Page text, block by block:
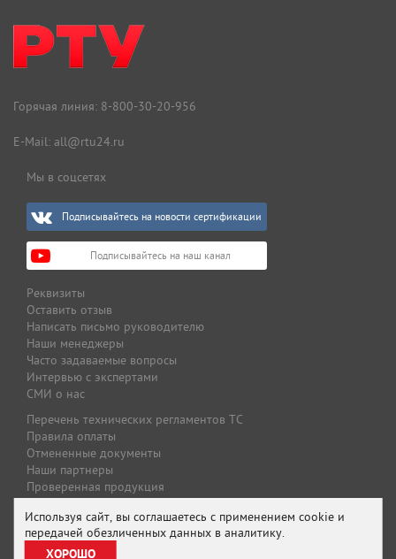
Горячая линия: 8-800-30-20-956
E-Mail: all@rtu24.ru
Мы в соцсетях
Подписывайтесь на новости сертификации
Подписывайтесь на наш канал
Реквизиты
Оставить отзыв
Написать письмо руководителю
Наши менеджеры
Часто задаваемые вопросы
Интервью с экспертами
СМИ о нас
Перечень технических регламентов ТС
Правила оплаты
Отмененные документы
Наши партнеры
Проверенная продукция
Оплата и доставка
Специальные предложения
Предложение для партнеров
Используя сайт, вы соглашаетесь с применением cookie и
передачей обезличенных данных в аналитику.
ХОРОШО